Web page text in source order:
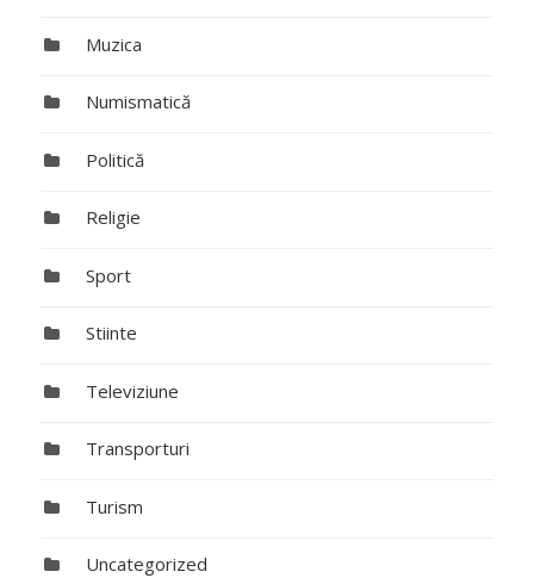
Muzica
Numismatică
Politică
Religie
Sport
Stiinte
Televiziune
Transporturi
Turism
Uncategorized